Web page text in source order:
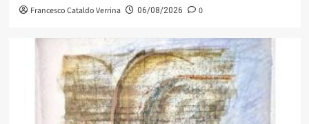
Francesco Cataldo Verrina 06/08/2026 0